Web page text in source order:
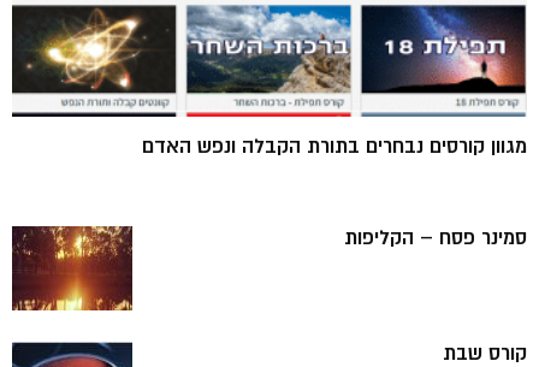
מגוון קורסים נבחרים בתורת הקבלה ונפש האדם
סמינר פסח – הקליפות
קורס שבת